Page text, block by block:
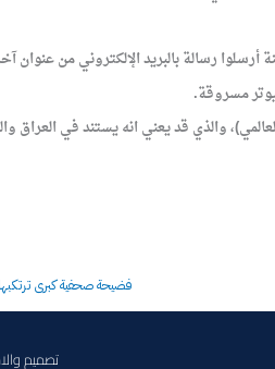
رسالة بالبريد الإلكتروني من عنوان
مسروقة.
فضيحة صحفية كبرى
تصميم